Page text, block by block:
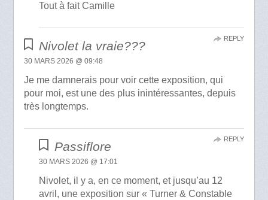
Tout à fait Camille
Nivolet la vraie???
30 MARS 2026 @ 09:48
Je me damnerais pour voir cette exposition, qui
pour moi, est une des plus inintéressantes, depuis
très longtemps.
REPLY
Passiflore
30 MARS 2026 @ 17:01
Nivolet, il y a, en ce moment, et jusqu’au 12
avril, une exposition sur « Turner & Constable
REPLY